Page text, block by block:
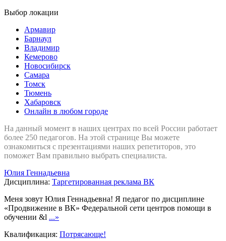
Выбор локации
Армавир
Барнаул
Владимир
Кемерово
Новосибирск
Самара
Томск
Тюмень
Хабаровск
Онлайн в любом городе
На данный момент в наших центрах по всей России работает
более 250 педагогов. На этой странице Вы можете
ознакомиться с презентациями наших репетиторов, это
поможет Вам правильно выбрать специалиста.
Юлия Геннадьевна
Дисциплина: Таргетированная реклама ВК
Меня зовут Юлия Геннадьевна! Я педагог по дисциплине
«Продвижение в ВК» Федеральной сети центров помощи в
обучении &l ...»
Квалификация: Потрясающе!